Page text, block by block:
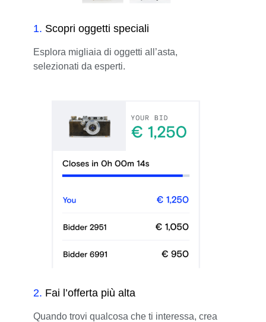
1. Scopri oggetti speciali
Esplora migliaia di oggetti all’asta,
selezionati da esperti.
2. Fai l’offerta più alta
Quando trovi qualcosa che ti interessa, crea